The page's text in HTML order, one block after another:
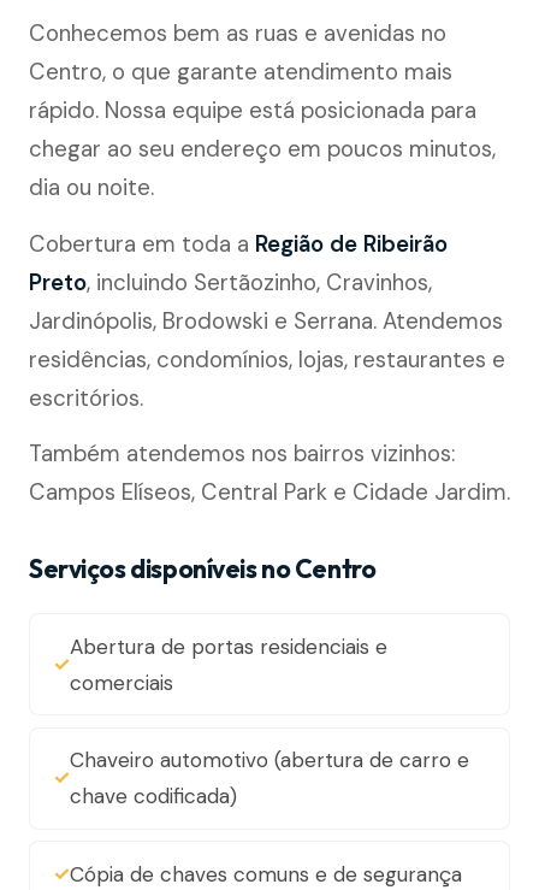
Conhecemos bem as ruas e avenidas no
Centro, o que garante atendimento mais
rápido. Nossa equipe está posicionada para
chegar ao seu endereço em poucos minutos,
dia ou noite.
Cobertura em toda a Região de Ribeirão
Preto, incluindo Sertãozinho, Cravinhos,
Jardinópolis, Brodowski e Serrana. Atendemos
residências, condomínios, lojas, restaurantes e
escritórios.
Também atendemos nos bairros vizinhos:
Campos Elíseos, Central Park e Cidade Jardim.
Serviços disponíveis no Centro
Abertura de portas residenciais e
comerciais
Chaveiro automotivo (abertura de carro e
chave codificada)
Cópia de chaves comuns e de segurança